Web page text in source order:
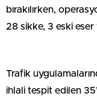
bırakılırken,
28 sikke, 3 eski
Trafik
ihlali tespit edilen